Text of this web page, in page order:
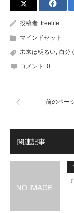
投稿者: freelife
マインドセット
未来は明るい, 自分
コメント: 0
前のペー
関連記事